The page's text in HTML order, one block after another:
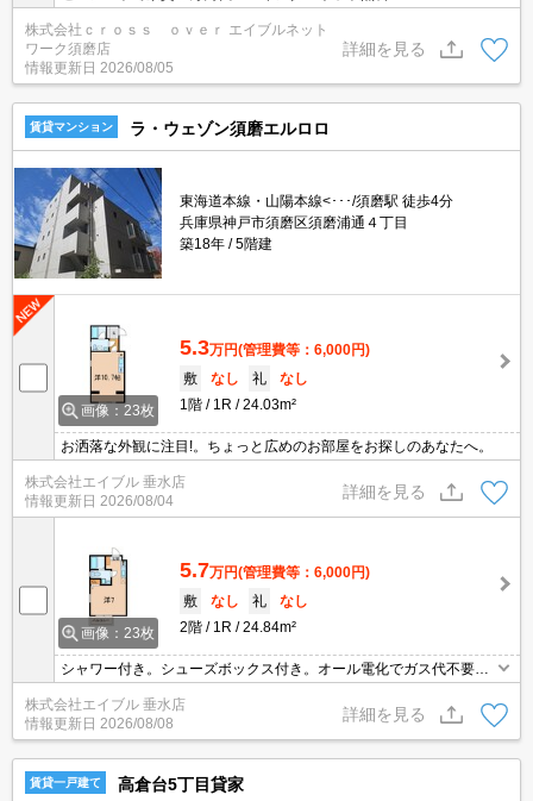
株式会社ｃｒｏｓｓ ｏｖｅｒ エイブルネット
ワーク須磨店
情報更新日 2026/08/05
詳細を見る
賃貸マンション ラ・ウェゾン須磨エルロロ
東海道本線・山陽本線<･･･/須磨駅 徒歩4分
兵庫県神戸市須磨区須磨浦通４丁目
築18年
5階建
画像：23枚
5.3万円(管理費等：6,000円)
敷
なし 礼
なし
1階
1R 24.03m²
お洒落な外観に注目!。ちょっと広めのお部屋をお探しのあなたへ。
株式会社エイブル 垂水店
情報更新日 2026/08/04
詳細を見る
画像：23枚
5.7万円(管理費等：6,000円)
敷
なし 礼
なし
2階
1R 24.84m²
シャワー付き。シューズボックス付き。オール電化でガス代不要。
方に。
株式会社エイブル 垂水店
情報更新日 2026/08/08
詳細を見る
賃貸一戸建て 高倉台5丁目貸家